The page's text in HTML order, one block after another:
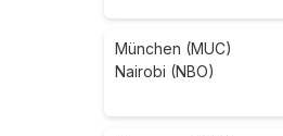
München (MUC)
Nairobi (NBO)